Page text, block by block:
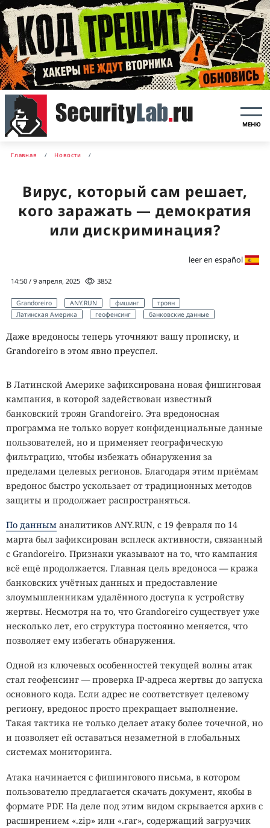
МЕНЮ
Главная Новости
Вирус, который сам решает,
кого заражать — демократия
или дискриминация?
leer en español
14:50 / 9 апреля, 2025 3852
Grandoreiro ANY.RUN фишинг
троян
Латинская Америка
геофенсинг банковские данные
Даже вредоносы теперь уточняют вашу прописку, и
Grandoreiro в этом явно преуспел.
В Латинской Америке зафиксирована новая фишинговая
кампания, в которой задействован известный
банковский троян Grandoreiro. Эта вредоносная
программа не только ворует конфиденциальные данные
пользователей, но и применяет географическую
фильтрацию, чтобы избежать обнаружения за
пределами целевых регионов. Благодаря этим приёмам
вредонос быстро ускользает от традиционных методов
защиты и продолжает распространяться.
По данным аналитиков ANY.RUN, с 19 февраля по 14
марта был зафиксирован всплеск активности, связанный
с Grandoreiro. Признаки указывают на то, что кампания
всё ещё продолжается. Главная цель вредоноса — кража
банковских учётных данных и предоставление
злоумышленникам удалённого доступа к устройству
жертвы. Несмотря на то, что Grandoreiro существует уже
несколько лет, его структура постоянно меняется, что
позволяет ему избегать обнаружения.
Одной из ключевых особенностей текущей волны атак
стал геофенсинг — проверка IP-адреса жертвы до запуска
основного кода. Если адрес не соответствует целевому
региону, вредонос просто прекращает выполнение.
Такая тактика не только делает атаку более точечной, но
и позволяет ей оставаться незаметной в глобальных
системах мониторинга.
Атака начинается с фишингового письма, в котором
пользователю предлагается скачать документ, якобы в
формате PDF. На деле под этим видом скрывается архив с
расширением «.zip» или «.rar», содержащий загрузчик